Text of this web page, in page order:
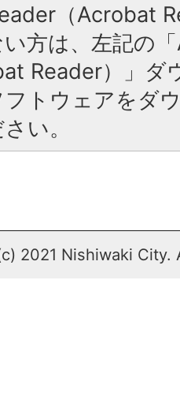
（Acrobat
方は、左記の
Reader）」ダ
フトウェアをダ
い。
2021 Nishiwaki City.